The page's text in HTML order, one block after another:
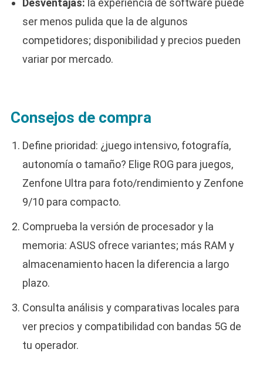
ser menos pulida que la de algunos
competidores; disponibilidad y precios pueden
variar por mercado.
Consejos de compra
Define prioridad: ¿juego intensivo, fotografía,
autonomía o tamaño? Elige ROG para juegos,
Zenfone Ultra para foto/rendimiento y Zenfone
9/10 para compacto.
Comprueba la versión de procesador y la
memoria: ASUS ofrece variantes; más RAM y
almacenamiento hacen la diferencia a largo
plazo.
Consulta análisis y comparativas locales para
ver precios y compatibilidad con bandas 5G de
tu operador.